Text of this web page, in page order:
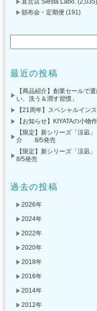
頒布会・定期便 (191)
最近の投稿
【商品紹介】創業セールで
い、洗う＆潤す習慣」
【21周年】スペシャルイン
【お知らせ】KIYATAの小物
【限定】新シリーズ「涼凪
介 8/5発売
【限定】新シリーズ「涼
8/5発売
過去の投稿
2026年
2024年
2022年
2020年
2018年
2016年
2014年
2012年